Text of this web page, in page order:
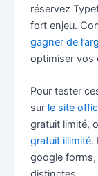
réservez
fort enjeu.
gagner de
optimiser vos
Pour tester
sur le site
gratuit limité,
gratuit illimité.
google forms,